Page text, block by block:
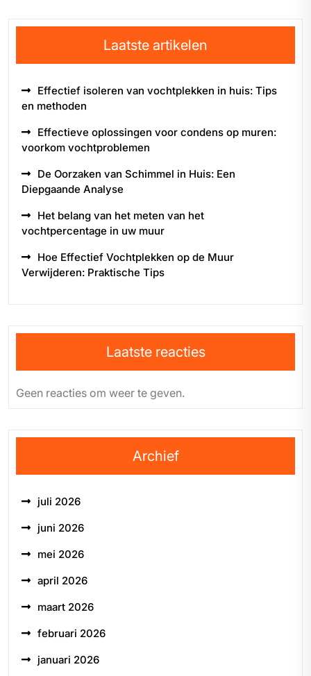
Laatste artikelen
Effectief isoleren van vochtplekken in huis: Tips
en methoden
Effectieve oplossingen voor condens op muren:
voorkom vochtproblemen
De Oorzaken van Schimmel in Huis: Een
Diepgaande Analyse
Het belang van het meten van het
vochtpercentage in uw muur
Hoe Effectief Vochtplekken op de Muur
Verwijderen: Praktische Tips
Laatste reacties
Geen reacties om weer te geven.
Archief
juli 2026
juni 2026
mei 2026
april 2026
maart 2026
februari 2026
januari 2026